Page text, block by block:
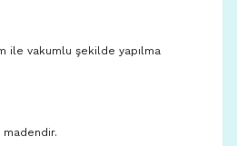
ile vakumlu şekilde yapılma
madendir.